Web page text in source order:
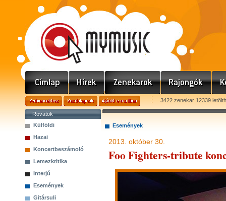
3422 zenekar 12339
Rovatok
Külföldi
Hazai
Koncertbeszámoló
Lemezkritika
Interjú
Események
Gitársuli
Események
2013. október 30.
Foo Fighters-tribute